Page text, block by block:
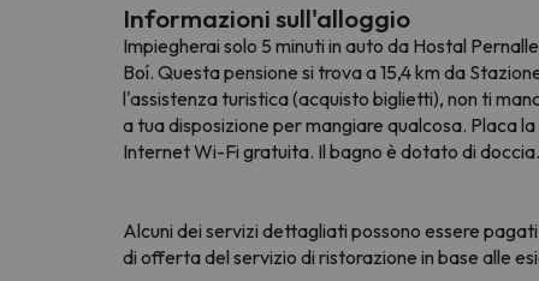
Informazioni sull'alloggio
Impiegherai solo 5 minuti in auto da Hostal
Boí. Questa pensione si trova a 15,4 km da
l'assistenza turistica (acquisto biglietti), non ti
a tua disposizione per mangiare qualcosa. Placa
Internet Wi-Fi gratuita. Il bagno è dotato di doccia.
Alcuni dei servizi dettagliati possono essere
di offerta del servizio di ristorazione in base alle